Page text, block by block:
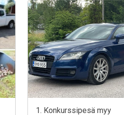
1. Konkurssipesä myy